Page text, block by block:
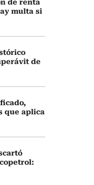
de renta
multa si
de
que aplica